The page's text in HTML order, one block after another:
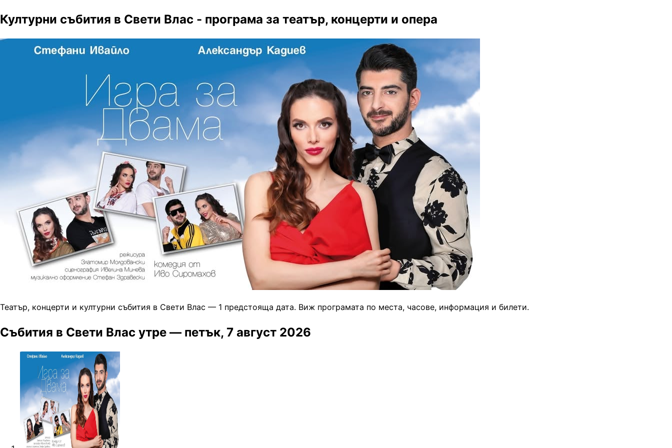
Културни събития в Свети Влас - програма за театър, концерти и опера
Театър, концерти и културни събития в Свети Влас — 1 предстояща дата. Виж програмата по места, часове, информация и билети.
Събития в Свети Влас утре — петък, 7 август 2026